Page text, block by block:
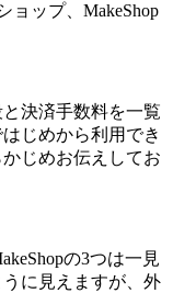
ョップ、MakeShop
決済手数料を一覧
じめから利用でき
じめお伝えしてお
の3つは一見
に見えますが、外